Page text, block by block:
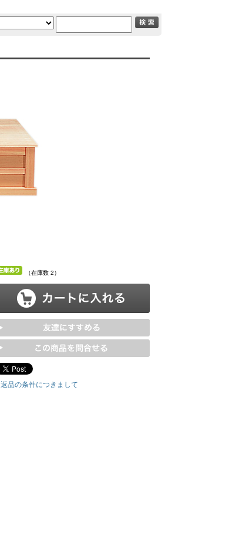
（在庫数 2）
返品の条件につきまして